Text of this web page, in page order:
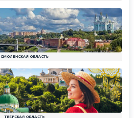
СМОЛЕНСКАЯ ОБЛАСТЬ
ТВЕРСКАЯ ОБЛАСТЬ